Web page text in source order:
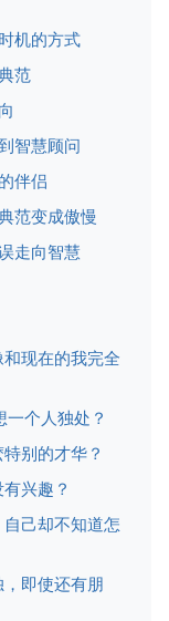
机的方式
范
智慧顾问
伴侣
范变成傲慢
走向智慧
现在的我完全
个人独处？
别的才华？
兴趣？
己却不知道怎
即使还有朋